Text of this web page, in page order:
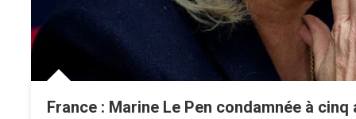
France : Marine Le Pen condamnée à